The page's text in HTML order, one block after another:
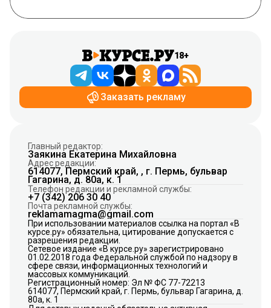
18+
Заказать рекламу
Главный редактор:
Заякина Екатерина Михайловна
Адрес редакции:
614077, Пермский край, , г. Пермь, бульвар
Гагарина, д. 80а, к. 1
Телефон редакции и рекламной службы:
+7 (342) 206 30 40
Почта рекламной службы:
reklamamagma@gmail.com
При использовании материалов ссылка на портал «В
курсе.ру» обязательна, цитирование допускается с
разрешения редакции.
Сетевое издание «В курсе.ру» зарегистрировано
01.02.2018 года Федеральной службой по надзору в
сфере связи, информационных технологий и
массовых коммуникаций.
Регистрационный номер: Эл № ФС 77-72213
614077, Пермский край, г. Пермь, бульвар Гагарина, д.
80а, к. 1